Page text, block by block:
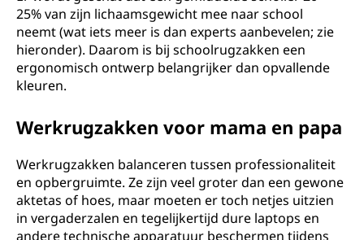
25% van zijn lichaamsgewicht mee naar school
neemt (wat iets meer is dan experts aanbevelen; zie
hieronder). Daarom is bij schoolrugzakken een
ergonomisch ontwerp belangrijker dan opvallende
kleuren.
Werkrugzakken voor mama en papa
Werkrugzakken balanceren tussen professionaliteit
en opbergruimte. Ze zijn veel groter dan een gewone
aktetas of hoes, maar moeten er toch netjes uitzien
in vergaderzalen en tegelijkertijd dure laptops en
andere technische apparatuur beschermen tijdens